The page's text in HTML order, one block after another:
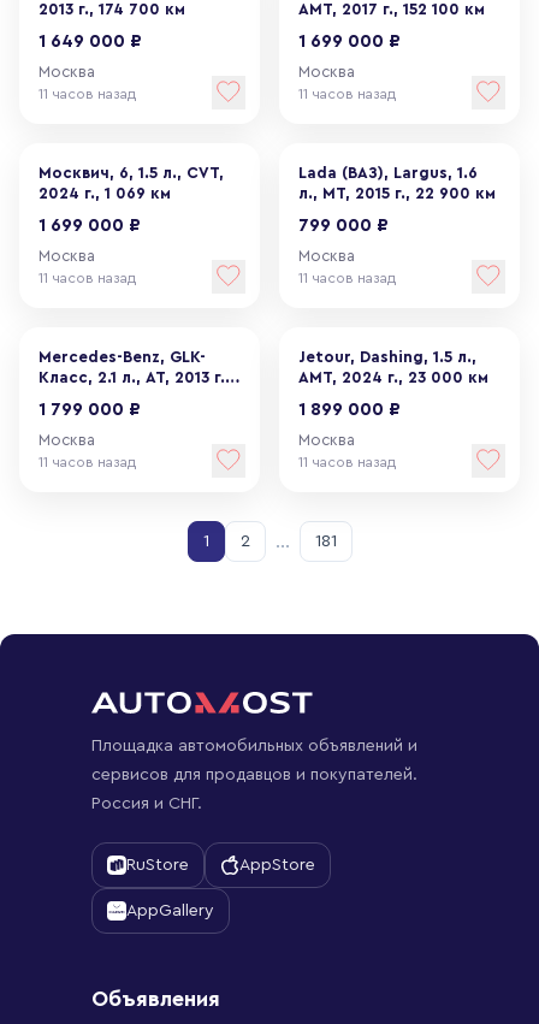
2013 г., 174 700 км
1 649 000 ₽
Москва
11 часов назад
АМТ, 2017 г., 152 100 км
1 699 000 ₽
Москва
11 часов назад
Москвич, 6, 1.5 л., CVT,
2024 г., 1 069 км
1 699 000 ₽
Москва
11 часов назад
Lada (ВАЗ), Largus, 1.6
л., МТ, 2015 г., 22 900 км
799 000 ₽
Москва
11 часов назад
Mercedes-Benz, GLK-
Класс, 2.1 л., АТ, 2013 г.,
1 799 000 ₽
Москва
11 часов назад
Jetour, Dashing, 1.5 л.,
АМТ, 2024 г., 23 000 км
1 899 000 ₽
Москва
11 часов назад
1 2 … 181
Площадка автомобильных объявлений и
сервисов для продавцов и покупателей.
Россия и СНГ.
RuStore AppStore
AppGallery
Объявления